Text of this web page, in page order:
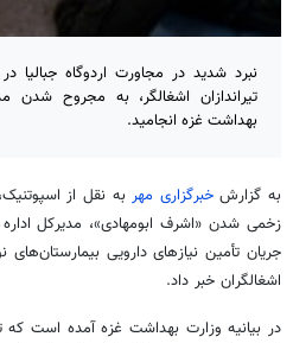
نبرد شدید در مجاورت اردوگاه جبالیا
تیراندازان اشغالگر، به مجروح شدن
بهداشت غزه انجامید.
به گزارشخبرگزاری مهربه نقل از
زخمی شدن «اشرف ابومهادی»، مدیرکل
جریان تأمین نیازهای دارویی بیمارستان‌های
اشغالگران خبر داد.
در بیانیه وزارت بهداشت غزه آمده است که